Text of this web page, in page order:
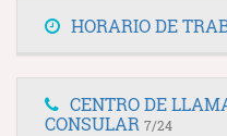
HORARIO DE
CENTRO DE
CONSULAR 7/24